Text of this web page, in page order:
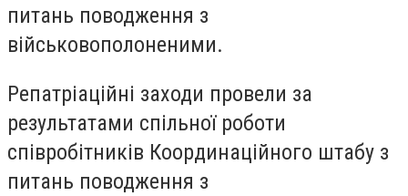
питань поводження з
військовополоненими.
Репатріаційні заходи провели за
результатами спільної роботи
співробітників Координаційного штабу з
питань поводження з